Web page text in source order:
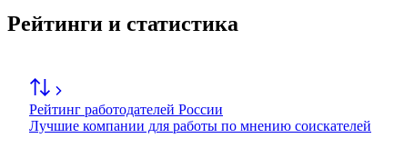
Рейтинги и статистика
Рейтинг работодателей России
Лучшие компании для работы по мнению соискателей